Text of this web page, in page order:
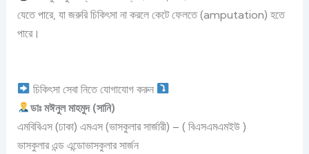
যেতে পারে, যা জরুরি চিকিৎসা না করলে কেটে ফেলতে (amputation) হতে
পারে।
চিকিৎসা সেবা নিতে যোগাযোগ করুন
ডাঃ মঈনুল মাহমুদ (সানি)
এমবিবিএস (ঢাকা) এমএস (ভাসকুলার সার্জারী) – ( বিএসএমএমইউ )
ভাসকুলার এন্ড এন্ডোভাসকুলার সার্জন